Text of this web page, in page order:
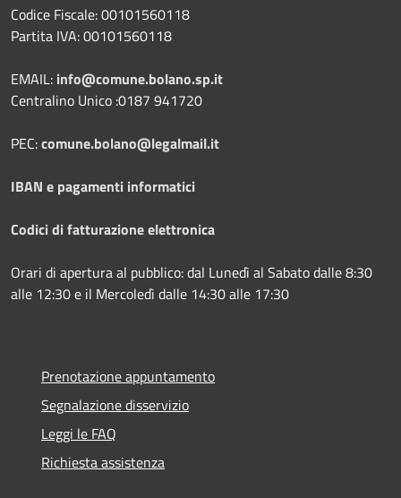
Codice Fiscale: 00101560118
Partita IVA: 00101560118
EMAIL: info@comune.bolano.sp.it
Centralino Unico :0187 941720
PEC:comune.bolano@legalmail.it
IBAN e pagamenti informatici
Codici di fatturazione elettronica
Orari di apertura al pubblico: dal Lunedì al Sabato dalle 8:30
alle 12:30 e il Mercoledì dalle 14:30 alle 17:30
Prenotazione appuntamento
Segnalazione disservizio
Leggi le FAQ
Richiesta assistenza